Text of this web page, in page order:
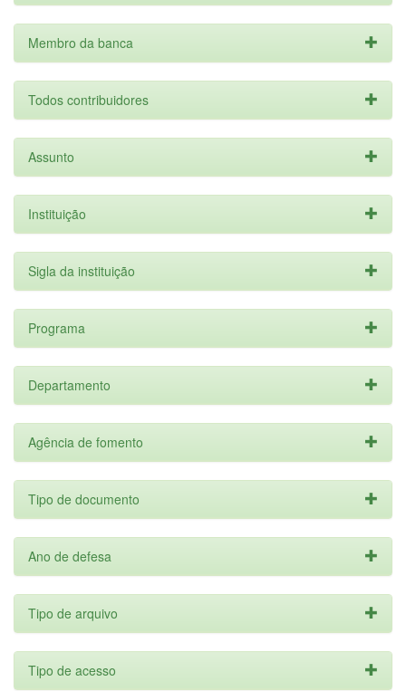
Membro da banca
Todos contribuidores
Assunto
Instituição
Sigla da instituição
Programa
Departamento
Agência de fomento
Tipo de documento
Ano de defesa
Tipo de arquivo
Tipo de acesso